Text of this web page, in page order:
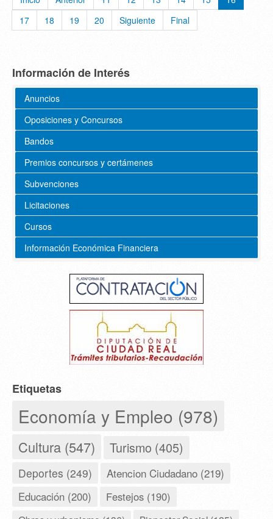
17
18 19 20 Siguiente Final
Información de Interés
Anuncios
Oposiciones y Concursos
Bandos
Premios concursos y certámenes
Subvenciones
Licitaciones
Cursos
Información Económica Financiera
Etiquetas
Economía y Empleo (978)
Cultura (547) Turismo (405)
Deportes (249) Atencion Ciudadano (219)
Educación (200) Festejos (190)